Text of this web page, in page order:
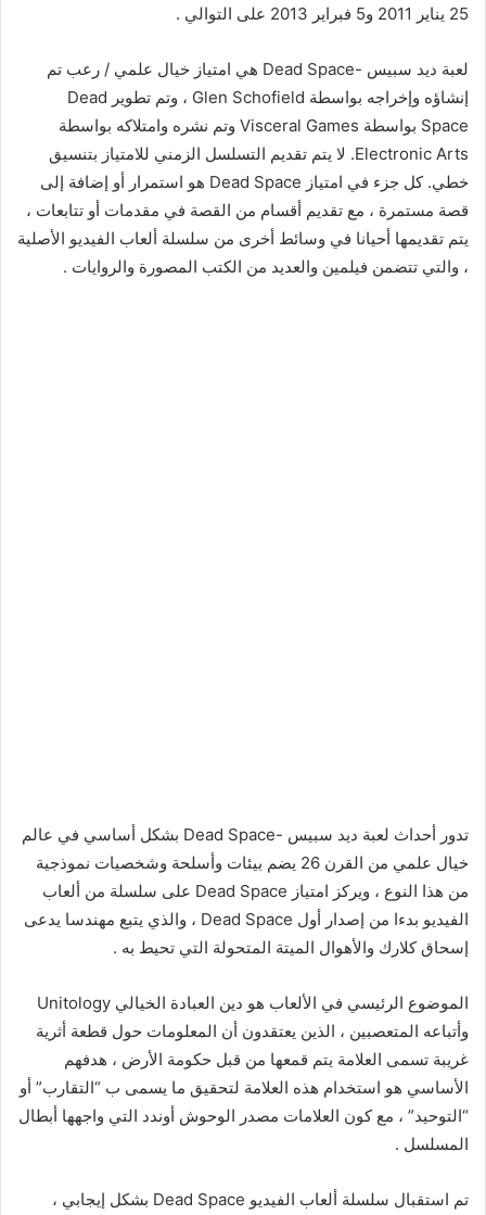
25 يناير 2011 و5 فبراير 2013 على التوالي .
لعبة ديد سبيس -Dead Space هي امتياز خيال علمي / رعب تم
إنشاؤه وإخراجه بواسطة Glen Schofield ، وتم تطوير Dead
Space بواسطة Visceral Games وتم نشره وامتلاكه بواسطة
Electronic Arts. لا يتم تقديم التسلسل الزمني للامتياز بتنسيق
خطي. كل جزء في امتياز Dead Space هو استمرار أو إضافة إلى
قصة مستمرة ، مع تقديم أقسام من القصة في مقدمات أو تتابعات ،
يتم تقديمها أحيانا في وسائط أخرى من سلسلة ألعاب الفيديو الأصلية
، والتي تتضمن فيلمين والعديد من الكتب المصورة والروايات .
تدور أحداث لعبة ديد سبيس -Dead Space بشكل أساسي في عالم
خيال علمي من القرن 26 يضم بيئات وأسلحة وشخصيات نموذجية
من هذا النوع ، ويركز امتياز Dead Space على سلسلة من ألعاب
الفيديو بدءا من إصدار أول Dead Space ، والذي يتبع مهندسا يدعى
إسحاق كلارك والأهوال الميتة المتحولة التي تحيط به .
الموضوع الرئيسي في الألعاب هو دين العبادة الخيالي Unitology
وأتباعه المتعصبين ، الذين يعتقدون أن المعلومات حول قطعة أثرية
غريبة تسمى العلامة يتم قمعها من قبل حكومة الأرض ، هدفهم
الأساسي هو استخدام هذه العلامة لتحقيق ما يسمى ب “التقارب” أو
“التوحيد” ، مع كون العلامات مصدر الوحوش أوندد التي واجهها أبطال
المسلسل .
تم استقبال سلسلة ألعاب الفيديو Dead Space بشكل إيجابي ،